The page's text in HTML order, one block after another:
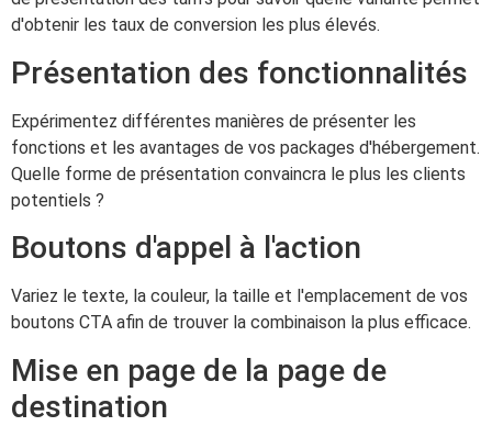
d'obtenir les taux de conversion les plus élevés.
Présentation des fonctionnalités
Expérimentez différentes manières de présenter les
fonctions et les avantages de vos packages d'hébergement.
Quelle forme de présentation convaincra le plus les clients
potentiels ?
Boutons d'appel à l'action
Variez le texte, la couleur, la taille et l'emplacement de vos
boutons CTA afin de trouver la combinaison la plus efficace.
Mise en page de la page de
destination